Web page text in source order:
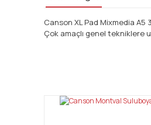
Canson XL Pad Mixmedia A5
Çok amaçlı genel tekniklere
Bu ürünün fiyat bilgisi,
Ürün resmi kalitesiz,